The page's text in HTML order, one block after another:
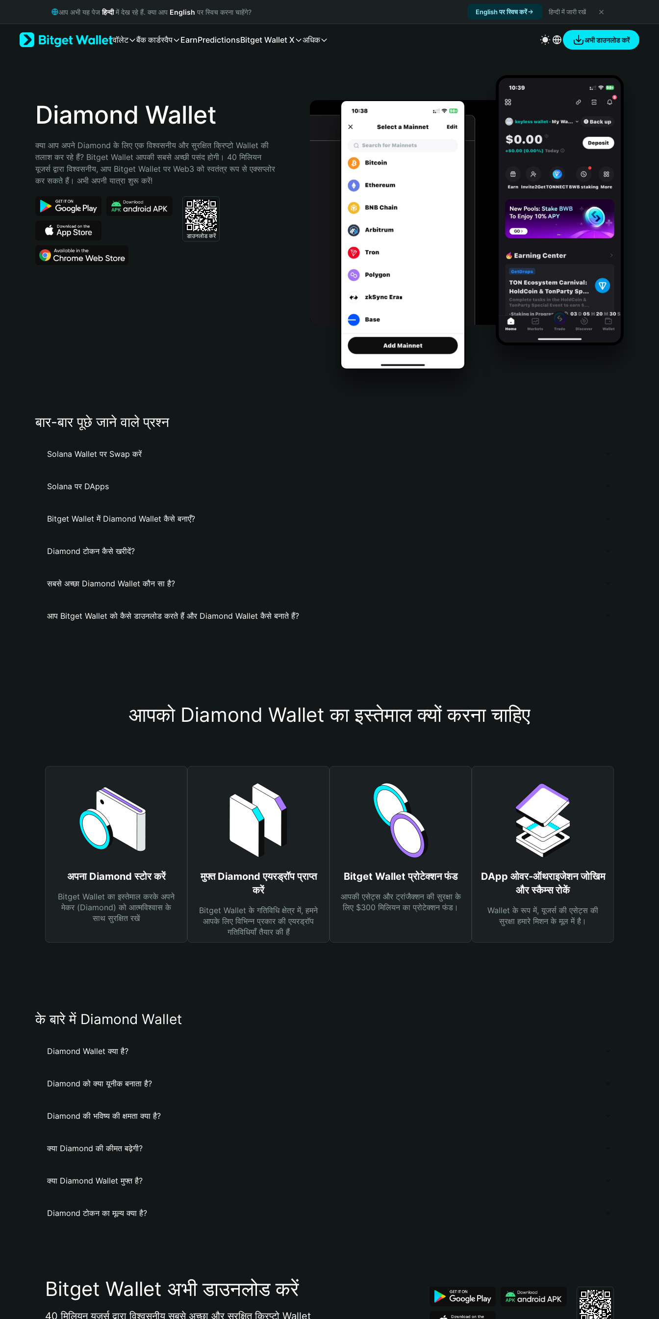
Русский
Bahasa Indonesia
Português (Brasil)
आप अभी यह पेजहिन्दीमें देख रहे हैं. क्या आप English पर स्विच करना चाहेंगे? English पर स्विच करें हिन्दी में जारी रखें
वॉलेट बैंक कार्डस्वैप EarnPredictionsBitget Wallet X अधिक अभी डाउनलोड करें
Diamond Wallet
क्या आप अपने Diamond के लिए एक विश्वसनीय और सुरक्षित क्रिप्टो Wallet की
तलाश कर रहे हैं? Bitget Wallet आपकी सबसे अच्छी पसंद होगी। 40 मिलियन
यूजर्स द्वारा विश्वसनीय, आप Bitget Wallet पर Web3 को स्वतंत्र रूप से एक्सप्लोर
कर सकते हैं। अभी अपनी यात्रा शुरू करें!
डाउनलोड करें
बार-बार पूछे जाने वाले प्रश्न
Solana Wallet पर Swap करें
Solana पर DApps
Bitget Wallet में Diamond Wallet कैसे बनाएँ?
Diamond टोकन कैसे खरीदें?
सबसे अच्छा Diamond Wallet कौन सा है?
आप Bitget Wallet को कैसे डाउनलोड करते हैं और Diamond Wallet कैसे बनाते हैं?
आपको Diamond Wallet का इस्तेमाल क्यों करना चाहिए
अपना Diamond स्टोर करें
Bitget Wallet का इस्तेमाल करके अपने
मेकर (Diamond) को आत्मविश्वास के
साथ सुरक्षित रखें
मुफ्त Diamond एयरड्रॉप प्राप्त
करें
Bitget Wallet के गतिविधि क्षेत्र में, हमने
आपके लिए विभिन्न प्रकार की एयरड्रॉप
गतिविधियाँ तैयार की हैं
Bitget Wallet प्रोटेक्शन फंड
आपकी एसेट्स और ट्रांजैक्शन की सुरक्षा के
लिए $300 मिलियन का प्रोटेक्शन फंड।
DApp ओवर-ऑथराइजेशन जोखिम
और स्कैम्स रोकें
Wallet के रूप में, यूजर्स की एसेट्स की
सुरक्षा हमारे मिशन के मूल में है।
के बारे में Diamond Wallet
Diamond Wallet क्या है?
Diamond को क्या यूनीक बनाता है?
Diamond की भविष्य की क्षमता क्या है?
क्या Diamond की कीमत बढ़ेगी?
क्या Diamond Wallet मुफ्त है?
Diamond टोकन का मूल्य क्या है?
Bitget Wallet अभी डाउनलोड करें
40 मिलियन यूजर्स द्वारा विश्वसनीय सबसे अच्छा और सुरक्षित क्रिप्टो Wallet